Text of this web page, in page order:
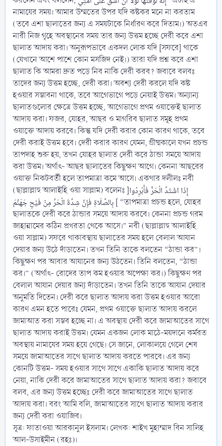
নামাযের সময়। আমার উম্মতের উপর যদি কষ্টকর মনে না করতাম
(তবে এশা ছালাতের জন্য এ সময়টাকে নির্ধারণ করে দিতাম।) অতএব
নারী নিজ গৃহে অবস্থানের সময় তার জন্য উত্তম হচ্ছে দেরী করে এশা
ছালাত আদায় করা। অনুরূপভাবে একদল লোক যদি [সফরে] থাকে
(যেখানে আশে পাশে কোন মসজিদ নেই।) তারা যদি প্রশ্ন করে এশা
ছালাত কি আমরা দ্রুত পড়ে নিব নাকি দেরী করব? জবাবে বলবঃ
তাদের জন্য উত্তম হচ্ছে, দেরী করা। অবশ্য দেরী করলে যদি কষ্ট
হওয়ার সম্ভাবনা থাকে, তবে আগেভাগে পড়ে নেয়াই উত্তম। অন্যান্য
ছালাতগুলোর ক্ষেত্রে উত্তম হচ্ছে, আগেভাগে প্রথম ওয়াক্তেই ছালাত
আদায় করা। ফজর, যোহর, আছর ও মাগরিব ছালাত সমূহ প্রথম
ওয়াক্তে আদায় করবে। কিন্তু যদি দেরী করার কোন কারণ থাকে, তবে
দেরী করাই উত্তম হবে। দেরী করার কারণ যেমন, গ্রীষ্মকালে যখন প্রচন্ড
তাপদাহ শুরু হয়, তখন যোহর ছালাত দেরী করে ঠান্ডা সময়ে আদায়
করা উত্তম। অর্থাৎ- আছর ছালাতের কিছুক্ষণ আগে। কেননা আছরের
ওয়াক্ত নিকটবর্তী হলে তাপমাত্রা কমে আসে। একথার দলীলঃ নবী
(ছাল্লাল্লাহু আলাইহি ওয়া সাল্লাম) বলেনঃ ]إِذَا اشْتَدَّ الْحَرُّ فَأَبْرِدُوا
بِالصَّلَاةِ فَإِنَّ شِدَّةَ الْحَرِّ مِنْ فَيْحِ جَهَنَّمَ [ “তাপমাত্রা প্রচন্ড হলে, যোহর
ছালাতকে দেরী করে ঠান্ডার সময়ে আদায় করবে। কেননা প্রচন্ড গরম
জাহান্নামের কঠিন প্রখরতা থেকে আসে।” নবী (ছাল্লাল্লাহু আলাইহি
ওয়া সাল্লাম) সফরে থাকাবস্থায় ছালাতের সময় হলে বেলাল আযান
দেয়ার জন্য উঠে দাঁড়াতেন। তখন তিনি তাকে বলতেন “ঠান্ডা কর”।
কিছুক্ষণ পর আবার আযানের জন্য উঠতেন। তিনি বলতেন, “ঠান্ডা
কর।” (অর্থাৎ- রোদের তাপ কম হওয়ার অপেক্ষা কর।) কিছুক্ষণ পর
বেলাল আযান দেয়ার জন্য দাঁড়াতেন। তখন তিনি তাকে আযান দেয়ার
অনুমতি দিতেন। দেরী করে ছালাত আদায় করা উত্তম হওয়ার আরো
কারণ এমন হতে পারেঃ যেমন, প্রথম ওয়াক্তে ছালাত আদায় করলে
জামাআত করা সম্ভব হচ্ছে না। এ অবস্থায় দেরী করে জামাআতের সাথে
ছালাত আদায় করাই উত্তম। যেমন একজন লোক মাঠে-ময়দানে কর্মরত
অবস্থায় নামাযের সময় হয়ে গেছে। সে জানে, লোকালয়ে গেলে শেষ
সময়ে জামাআতের সাথে ছালাত আদায় করতে পারবে। এর জন্য
কোনটি উত্তম- সময় হওয়ার সাথে সাথে একাকি ছালাত আদায় করে
নেয়া, নাকি দেরী করে জামাআতের সাথে ছালাত আদায় করা? জবাবে
বলব, এর জন্য উত্তম হচ্ছেঃ দেরী করে জামাআতের সাথে ছালাত
আদায় করা। বরং আমি বলি, জামাআতের সাথে ছালাত আদায় করার
জন্য দেরী করা ওয়াজিব।
সূত্র: ফাতাওয়া আরকানুল ইসলাম। লেখক: শাইখ মুহাম্মাদ বিন সালিহ
আল-উসাইমীন (রহঃ)।